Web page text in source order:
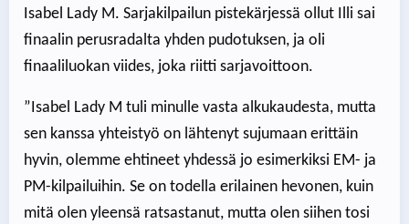
Isabel Lady M. Sarjakilpailun pistekärjessä ollut Illi sai
finaalin perusradalta yhden pudotuksen, ja oli
finaaliluokan viides, joka riitti sarjavoittoon.
”Isabel Lady M tuli minulle vasta alkukaudesta, mutta
sen kanssa yhteistyö on lähtenyt sujumaan erittäin
hyvin, olemme ehtineet yhdessä jo esimerkiksi EM- ja
PM-kilpailuihin. Se on todella erilainen hevonen, kuin
mitä olen yleensä ratsastanut, mutta olen siihen tosi